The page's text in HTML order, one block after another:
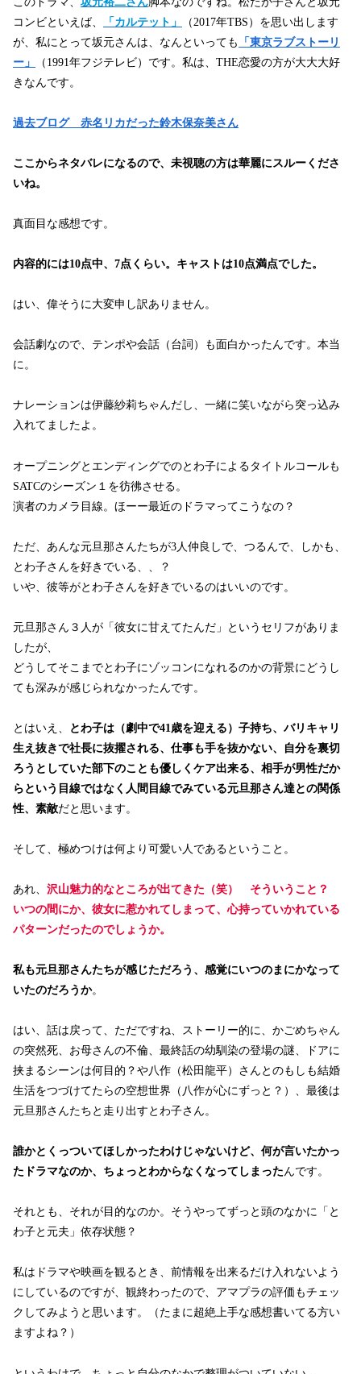
コンビといえば、
「カルテット」
（2017年TBS）を思い出します
が、私にとって坂元さんは、なんといっても
「東京ラブストーリ
ー」
（1991年フジテレビ）です。私は、THE恋愛の方が大大大好
きなんです。
過去ブログ 赤名リカだった鈴木保奈美さん
ここからネタバレになるので、未視聴の方は華麗にスルーくださ
いね。
真面目な感想です。
内容的には10点中、7点くらい。キャストは10点満点でした。
はい、偉そうに大変申し訳ありません。
会話劇なので、テンポや会話（台詞）も面白かったんです。本当
に。
ナレーションは伊藤紗莉ちゃんだし、一緒に笑いながら突っ込み
入れてましたよ。
オープニングとエンディングでのとわ子によるタイトルコールも
SATCのシーズン１を彷彿させる。
演者のカメラ目線。ほーー最近のドラマってこうなの？
ただ、あんな元旦那さんたちが3人仲良しで、つるんで、しかも、
とわ子さんを好きでいる、、？
いや、彼等がとわ子さんを好きでいるのはいいのです。
元旦那さん３人が「彼女に甘えてたんだ」というセリフがありま
したが、
どうしてそこまでとわ子にゾッコンになれるのかの背景にどうし
ても深みが感じられなかったんです。
とはいえ、
とわ子は（劇中で41歳を迎える）子持ち、バリキャリ
生え抜きで社長に抜擢される、仕事も手を抜かない、自分を裏切
ろうとしていた部下のことも優しくケア出来る、相手が男性だか
らという目線ではなく人間目線でみている元旦那さん達との関係
性、素敵だと思います。
そして、極めつけは何より可愛い人であるということ。
あれ、 沢山魅力的なところが出てきた（笑） そういうこと？
いつの間にか、彼女に惹かれてしまって、心持っていかれている
パターンだったのでしょうか。
私も元旦那さんたちが感じただろう、感覚にいつのまにかなって
いたのだろうか。
はい、話は戻って、ただですね、ストーリー的に、かごめちゃん
の突然死、お母さんの不倫、最終話の幼馴染の登場の謎、ドアに
挟まるシーンは何目的？や八作（松田龍平）さんとのもしも結婚
生活をつづけてたらの空想世界（八作が心にずっと？）、最後は
元旦那さんたちと走り出すとわ子さん。
誰かとくっついてほしかったわけじゃないけど、何が言いたかっ
たドラマなのか、ちょっとわからなくなってしまったんです。
それとも、それが目的なのか。そうやってずっと頭のなかに「と
わ子と元夫」依存状態？
私はドラマや映画を観るとき、前情報を出来るだけ入れないよう
にしているのですが、観終わったので、アマプラの評価もチェッ
クしてみようと思います。（たまに超絶上手な感想書いてる方い
ますよね？）